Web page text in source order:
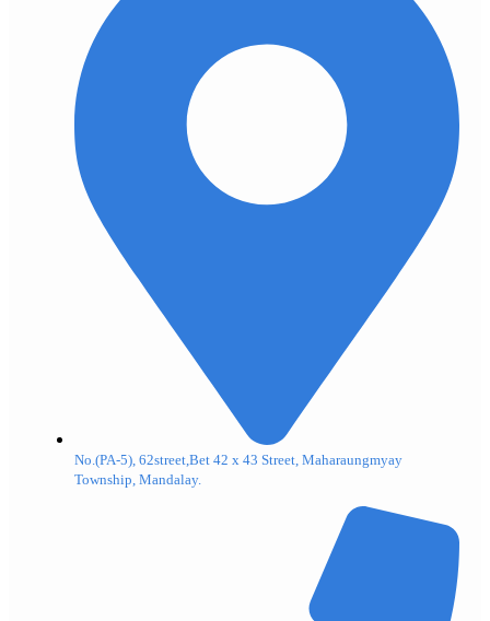
No.(PA-5), 62street,Bet 42 x 43 Street, Maharaungmyay
Township, Mandalay.